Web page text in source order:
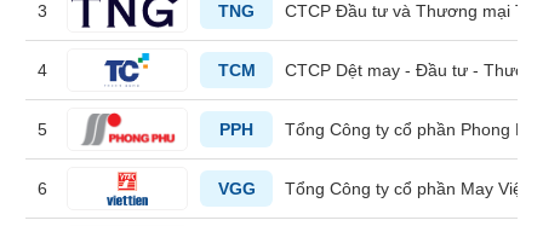
liệu
Tâm
trường
3 TNG CTCP Đầu tư và Thương mại
4 TCM CTCP Dệt may - Đầu tư -
5 PPH Tổng Công ty cổ phần Phong
6 VGG Tổng Công ty cổ phần May Việt
DÙNG
KHÔNG
THIẾT
YẾU